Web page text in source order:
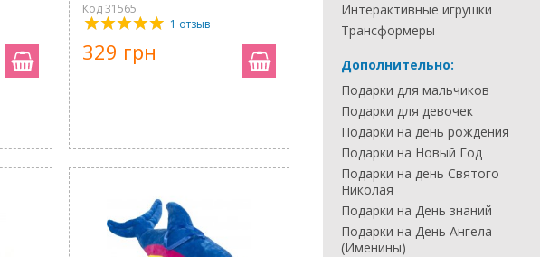
Код 31565
1 отзыв
329 грн
Интерактивные игрушки
Трансформеры
Дополнительно:
Подарки для мальчиков
Подарки для девочек
Подарки на день рождения
Подарки на Новый Год
Подарки на день Святого
Николая
Подарки на День знаний
Подарки на День Ангела
(Именины)